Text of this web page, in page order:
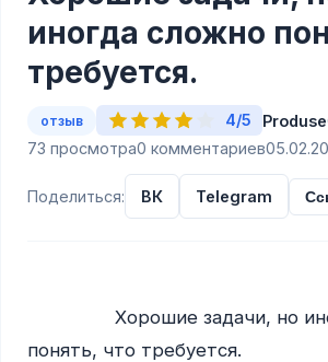
иногда сложно
требуется.
отзыв 4/5 Produse
73 просмотра0 комментариев
Поделиться: ВК Telegram
понять, что требуется.